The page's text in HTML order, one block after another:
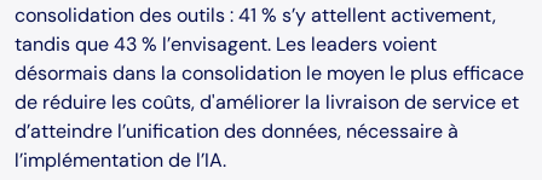
consolidation des outils : 41 % s’y attellent activement,
tandis que 43 % l’envisagent. Les leaders voient
désormais dans la consolidation le moyen le plus efficace
de réduire les coûts, d'améliorer la livraison de service et
d’atteindre l’unification des données, nécessaire à
l’implémentation de l’IA.